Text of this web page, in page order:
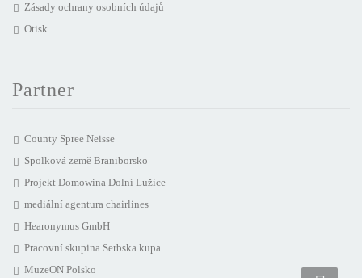
Zásady ochrany osobních údajů
Otisk
Partner
County Spree Neisse
Spolková země Braniborsko
Projekt Domowina Dolní Lužice
mediální agentura chairlines
Hearonymus GmbH
Pracovní skupina Serbska kupa
MuzeON Polsko